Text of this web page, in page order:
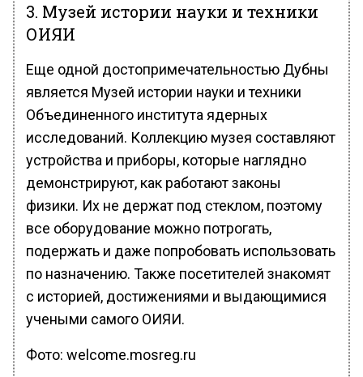
3. Музей истории науки и техники
ОИЯИ
Еще одной достопримечательностью Дубны
является Музей истории науки и техники
Объединенного института ядерных
исследований. Коллекцию музея составляют
устройства и приборы, которые наглядно
демонстрируют, как работают законы
физики. Их не держат под стеклом, поэтому
все оборудование можно потрогать,
подержать и даже попробовать использовать
по назначению. Также посетителей знакомят
с историей, достижениями и выдающимися
учеными самого ОИЯИ.
Фото: welcome.mosreg.ru